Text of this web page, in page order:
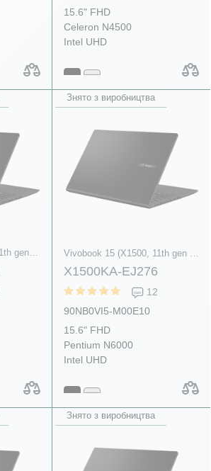
15.6" FHD
Celeron N4500
Intel UHD
Знято з виробництва
X1500KA-EJ276
12
90NB0VI5-M00E10
15.6" FHD
Pentium N6000
Intel UHD
Знято з виробництва